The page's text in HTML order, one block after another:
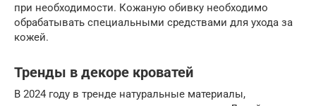
при необходимости. Кожаную обивку необходимо
обрабатывать специальными средствами для ухода за
кожей.
Тренды в декоре кроватей
В 2024 году в тренде натуральные материалы,